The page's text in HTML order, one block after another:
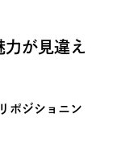
力が見違え
ポジショニン